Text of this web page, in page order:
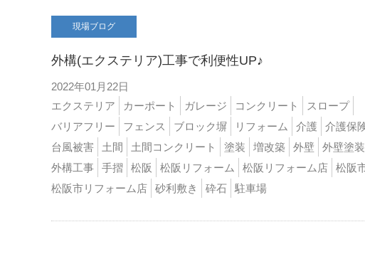
現場ブログ
外構(エクステリア)工事で利便性UP♪
2022年01月22日
エクステリア
カーポート ガレージ コンクリート
スロープ
バリアフリー
フェンス ブロック塀 リフォーム 介護
介護保
台風被害
土間 土間コンクリート 塗装 増改築 外壁 外壁塗装
外構工事
手摺 松阪 松阪リフォーム 松阪リフォーム店
松阪
松阪市リフォーム店
砂利敷き 砕石 駐車場